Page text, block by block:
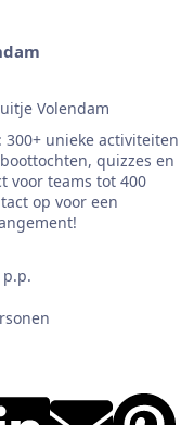
300+ unieke activiteiten
quizzes en
voor teams tot 400
op voor een